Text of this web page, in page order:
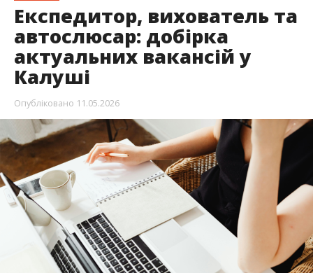
Експедитор, вихователь та
автослюсар: добірка
актуальних вакансій у
Калуші
Опубліковано 11.05.2026